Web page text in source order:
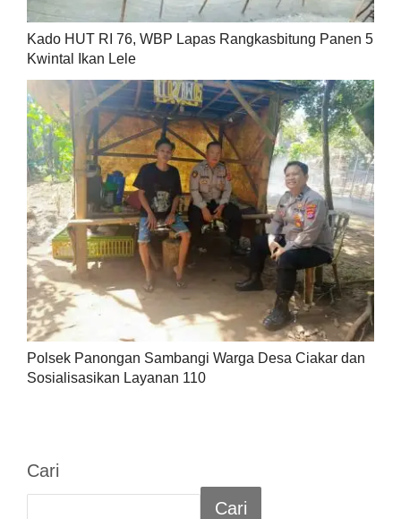
Kado HUT RI 76, WBP Lapas Rangkasbitung Panen 5
Kwintal Ikan Lele
Polsek Panongan Sambangi Warga Desa Ciakar dan
Sosialisasikan Layanan 110
Cari
Cari